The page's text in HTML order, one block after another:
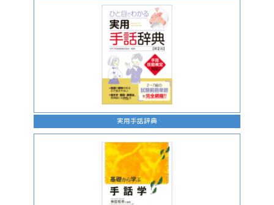
実用手話辞典